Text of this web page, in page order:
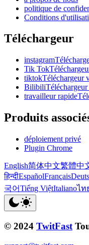
politique de
Conditions
Téléchargeur
Tik
tiktokTéléchargeur
BilibiliTéléchargeur
travailleur
Produits
déploiement privé
Plugin Chrome
English简体中文繁體中
हिन्दीEspañolFrançais
국어Tiếng ViệtItalianoไท
© 2024 TwitFast